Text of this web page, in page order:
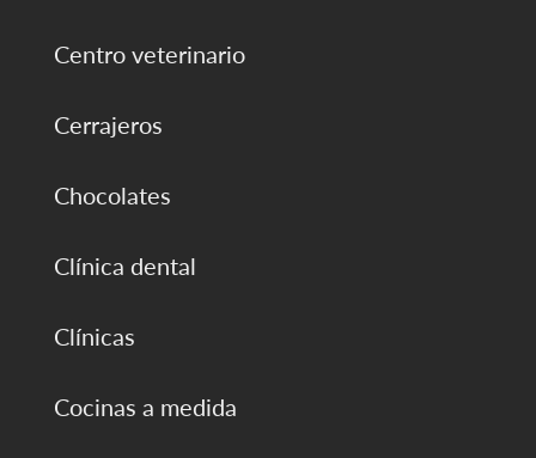
Centro veterinario
Cerrajeros
Chocolates
Clínica dental
Clínicas
Cocinas a medida